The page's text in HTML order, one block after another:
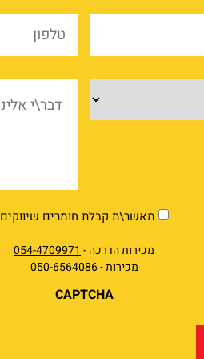
market
מאשר\ת קבלת חומרים שיווקים
מכירות הדרכה - 054-4709971
מכירות -050-6564086
CAPTCHA